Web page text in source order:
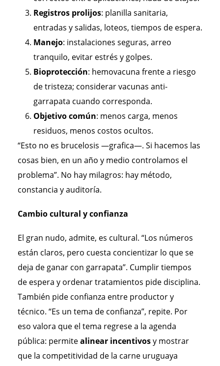
Registros prolijos: planilla sanitaria,
entradas y salidas, loteos, tiempos de espera.
Manejo: instalaciones seguras, arreo
tranquilo, evitar estrés y golpes.
Bioprotección: hemovacuna frente a riesgo
de tristeza; considerar vacunas anti-
garrapata cuando corresponda.
Objetivo común: menos carga, menos
residuos, menos costos ocultos.
“Esto no es brucelosis —grafica—. Si hacemos las
cosas bien, en un año y medio controlamos el
problema”. No hay milagros: hay método,
constancia y auditoría.
Cambio cultural y confianza
El gran nudo, admite, es cultural. “Los números
están claros, pero cuesta concientizar lo que se
deja de ganar con garrapata”. Cumplir tiempos
de espera y ordenar tratamientos pide disciplina.
También pide confianza entre productor y
técnico. “Es un tema de confianza”, repite. Por
eso valora que el tema regrese a la agenda
pública: permitealinear incentivosy mostrar
que la competitividad de la carne uruguaya